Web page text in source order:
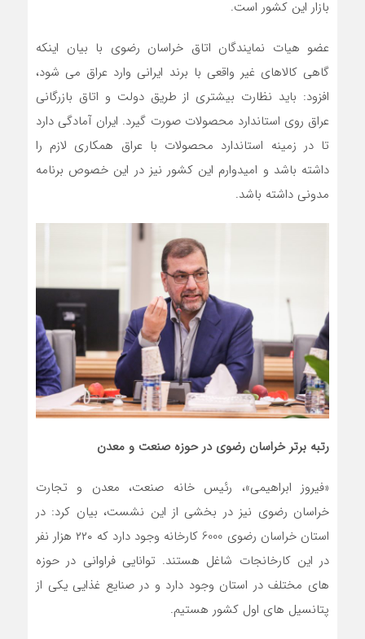
بازار این کشور است.
عضو هیات نمایندگان اتاق خراسان رضوی با بیان اینکه
گاهی کالاهای غیر واقعی با برند ایرانی وارد عراق می شود،
افزود: باید نظارت بیشتری از طریق دولت و اتاق بازرگانی
عراق روی استاندارد محصولات صورت گیرد. ایران آمادگی دارد
تا در زمینه استاندارد محصولات با عراق همکاری لازم را
داشته باشد و امیدوارم این کشور نیز در این خصوص برنامه
مدونی داشته باشد.
رتبه برتر خراسان رضوی در حوزه صنعت و معدن
«فیروز ابراهیمی»، رئیس خانه صنعت، معدن و تجارت
خراسان رضوی نیز در بخشی از این نشست، بیان کرد: در
استان خراسان رضوی 6000 کارخانه وجود دارد که ۲۲۰ هزار نفر
در این کارخانجات شاغل هستند. توانایی فراوانی در حوزه
های مختلف در استان وجود دارد و در صنایع غذایی یکی از
پتانسیل های اول کشور هستیم.